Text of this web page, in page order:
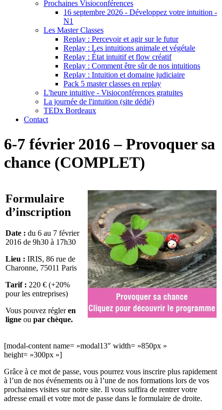
Prochaines Visioconférences
16 septembre 2026 - Développez votre intuition -
N1
Les Master Classes
Replay : Percevoir et agir sur le futur
Replay : Les intuitions animale et végétale
Replay : État intuitif et flow créatif
Replay : Comment être sûr de nos intuitions
Replay : Intuition et domaine judiciaire
Pack 5 master classes en replay
L'heure intuitive - Visioconférences gratuites
La journée de l'intuition (site dédié)
TEDx Bordeaux
Contact
6-7 février 2016 – Provoquer sa
chance (COMPLET)
Formulaire
d’inscription
Date : du 6 au 7 février
2016 de 9h30 à 17h30
Lieu : IRIS, 86 rue de
Charonne, 75011 Paris
Tarif : 220 € (+20%
pour les entreprises)
Vous pouvez régleren
ligne ou par chèque.
[modal-content name= »modal13″ width= »850px »
height= »300px »]
Grâce à ce mot de passe, vous pourrez vous inscrire plus rapidement
à l’un de nos événements ou à l’une de nos formations lors de vos
prochaines visites sur notre site. Il vous suffira de rentrer votre
adresse email et votre mot de passe dans le formulaire de droite.